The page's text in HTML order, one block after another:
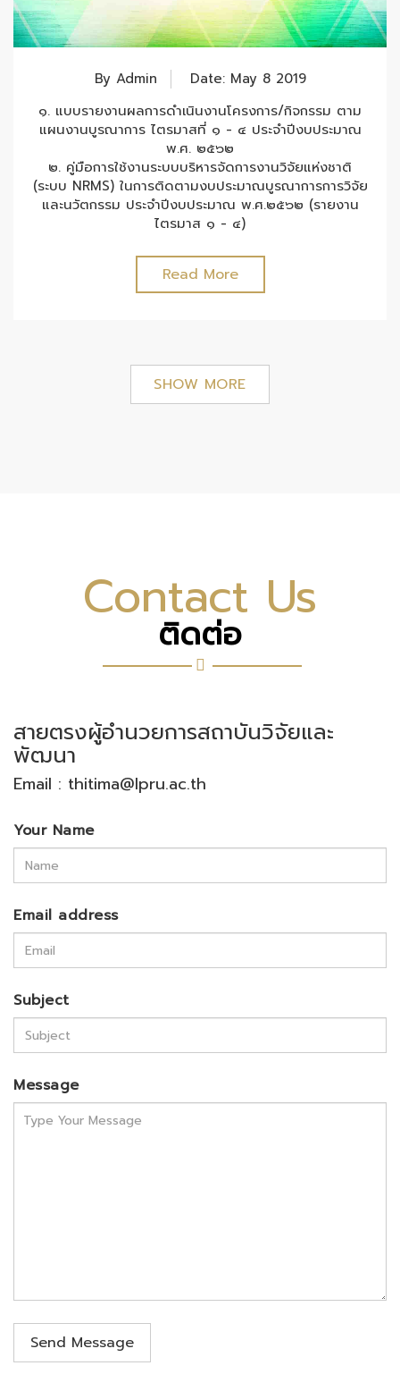
By Admin
Date: May 8 2019
๑. แบบรายงานผลการดำเนินงานโครงการ/กิจกรรม ตาม
แผนงานบูรณาการ ไตรมาสที่ ๑ - ๔ ประจำปีงบประมาณ
พ.ศ. ๒๕๖๒
๒. คู่มือการใช้งานระบบบริหารจัดการงานวิจัยแห่งชาติ
(ระบบ NRMS) ในการติดตามงบประมาณบูรณาการการวิจัย
และนวัตกรรม ประจำปีงบประมาณ พ.ศ.๒๕๖๒ (รายงาน
ไตรมาส ๑ - ๔)
Read More
SHOW MORE
Contact Us
ติดต่อ
สายตรงผู้อำนวยการสถาบันวิจัยและ
พัฒนา
Email : thitima@lpru.ac.th
Your Name
Email address
Subject
Message
Send Message